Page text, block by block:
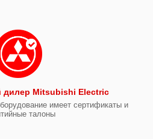
дилер Mitsubishi Electric
имеет сертификаты и
талоны